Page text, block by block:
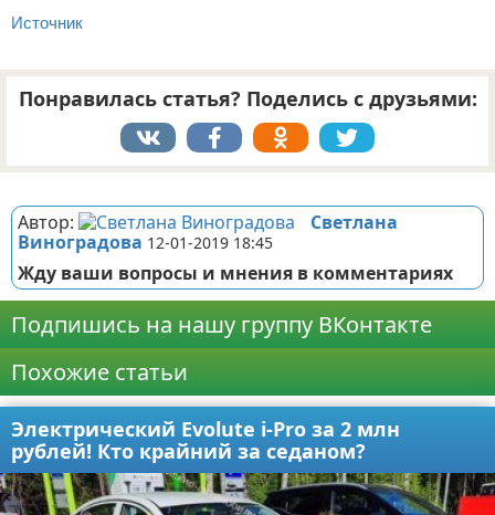
Источник
Понравилась статья? Поделись с друзьями:
Автор:
Светлана
Виноградова 12-01-2019 18:45
Жду ваши вопросы и мнения в комментариях
Подпишись на нашу группу ВКонтакте
Похожие статьи
Электрический Evolute i-Pro за 2 млн
рублей! Кто крайний за седаном?